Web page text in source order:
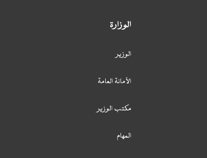
الوزارة
الوزير
الأمانة العامة
مكتب الوزير
المهام